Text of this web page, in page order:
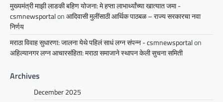
मुख्यमंत्री माझी लाडकी बहिण योजना: मे हप्ता लाभार्थ्यांच्या खात्यात जमा -
csmnewsportalonआदिवासी मुलींसाठी आर्थिक पाठबळ – राज्य सरकारचा नवा
निर्णय
मराठा विवाह सुधारणा: जालना येथे पहिलं साधं लग्न संपन्न - csmnewsportalon
अहिल्यानगर लग्न आचारसंहिता: मराठा समाजाने स्थापन केली सुचना समिती
Archives
December 2025